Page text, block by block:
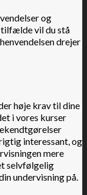
og
tilfælde vildu stå
drejer
høje krav til dine
i vores kurser
interessant, og
mere
selvfølgelig
undervisning på.